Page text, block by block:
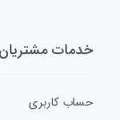
ذخیره نام، ایمیل و
خدمات مشتریان
حساب کاربری